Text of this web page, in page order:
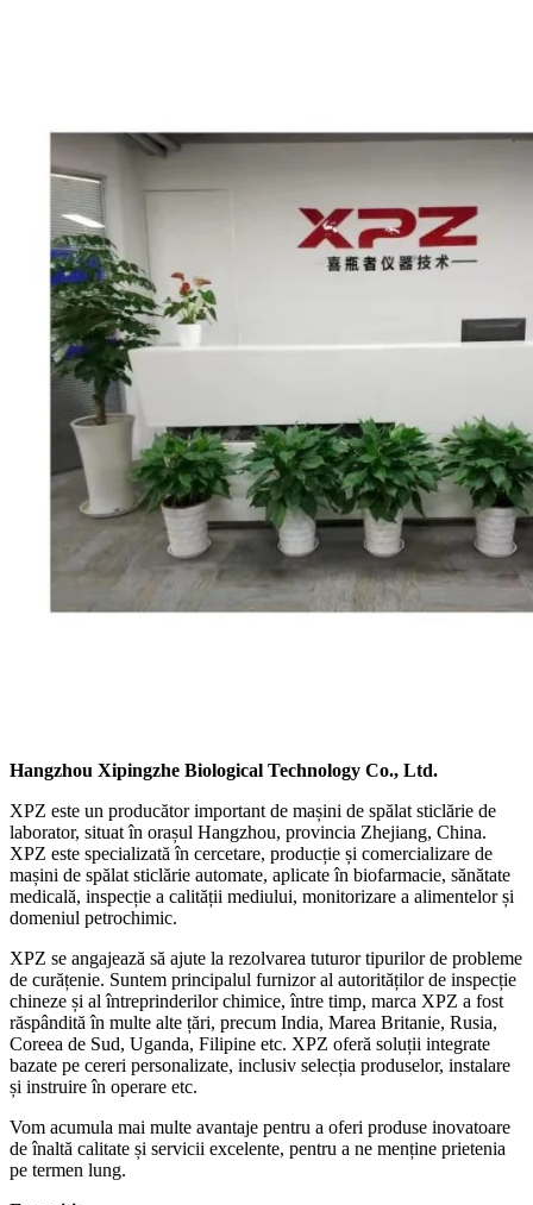
Hangzhou Xipingzhe Biological Technology Co., Ltd.
XPZ este un producător important de mașini de spălat sticlărie de
laborator, situat în orașul Hangzhou, provincia Zhejiang, China.
XPZ este specializată în cercetare, producție și comercializare de
mașini de spălat sticlărie automate, aplicate în biofarmacie, sănătate
medicală, inspecție a calității mediului, monitorizare a alimentelor și
domeniul petrochimic.
XPZ se angajează să ajute la rezolvarea tuturor tipurilor de probleme
de curățenie. Suntem principalul furnizor al autorităților de inspecție
chineze și al întreprinderilor chimice, între timp, marca XPZ a fost
răspândită în multe alte țări, precum India, Marea Britanie, Rusia,
Coreea de Sud, Uganda, Filipine etc. XPZ oferă soluții integrate
bazate pe cereri personalizate, inclusiv selecția produselor, instalare
și instruire în operare etc.
Vom acumula mai multe avantaje pentru a oferi produse inovatoare
de înaltă calitate și servicii excelente, pentru a ne menține prietenia
pe termen lung.